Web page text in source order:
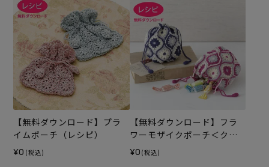
【無料ダウンロード】プラ
イムポーチ（レシピ）
¥0 (税込)
【無料ダウンロード】フラ
ワーモザイクポーチ＜クロ
ッシュコットン＞（レシ
ピ）
¥0 (税込)